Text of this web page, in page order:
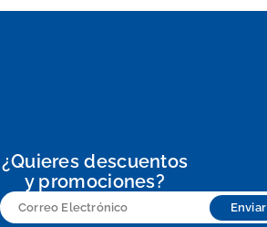
¿Quieres descuentos
y promociones?
Correo
Electrónico
Enviar